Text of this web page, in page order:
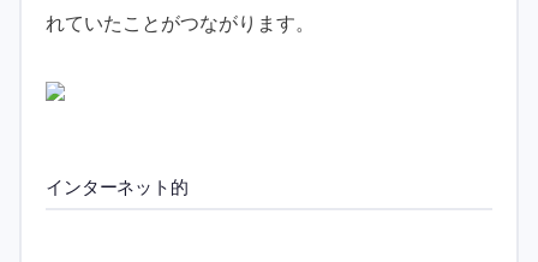
れていたことがつながります。
インターネット的